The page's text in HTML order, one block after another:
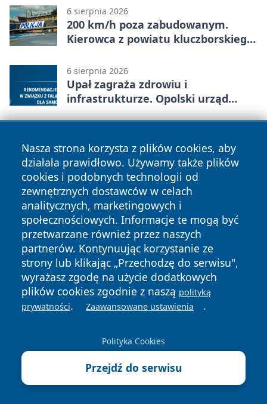
6 sierpnia 2026
200 km/h poza zabudowanym.
Kierowca z powiatu kluczborskiego
6 sierpnia 2026
Upał zagraża zdrowiu i
infrastrukturze. Opolski urząd
wydał zalecenia
Tour de Pologne, koncerty i lwy
angolskie. Weekend atrakcji w
Opolu
6 sierpnia 2026
Wakacje nad wodą w Opolu. Policja
ostrzega przed alkoholem i
brawurą
<< Poprzedni
Urząd Marszałkowski Województwa Opolskiego -
kontakt, godziny, fundusze europejskie
Następny >>
Wojewódzki Inspektorat Inspekcji Handlowej w
Opolu - kontakt, godziny i zakres działań
Nasza strona korzysta z plików cookies, aby
działała prawidłowo. Używamy także plików
cookies i podobnych technologii od
zewnętrznych dostawców w celach
analitycznych, marketingowych i
społecznościowych. Informacje te mogą być
przetwarzane również przez naszych
partnerów. Kontynuując korzystanie ze
strony lub klikając „Przechodzę do serwisu",
wyrażasz zgodę na użycie dodatkowych
plików cookies zgodnie z naszą polityką
prywatności. Zaawansowane ustawienia .
Polityka Cookies
Przejdź do serwisu